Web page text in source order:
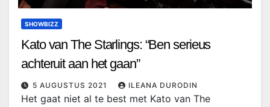
SHOWBIZZ
Kato van The Starlings: “Ben serieus
achteruit aan het gaan”
5 AUGUSTUS 2021 ILEANA DURODIN
Het gaat niet al te best met Kato van The